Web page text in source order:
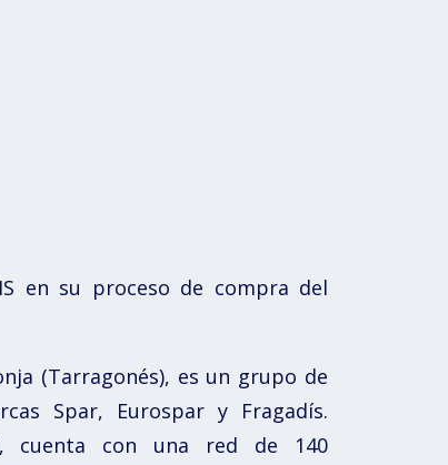
en su proceso de compra del
(Tarragonés), es un grupo de
Spar, Eurospar y Fragadís.
cuenta con una red de 140